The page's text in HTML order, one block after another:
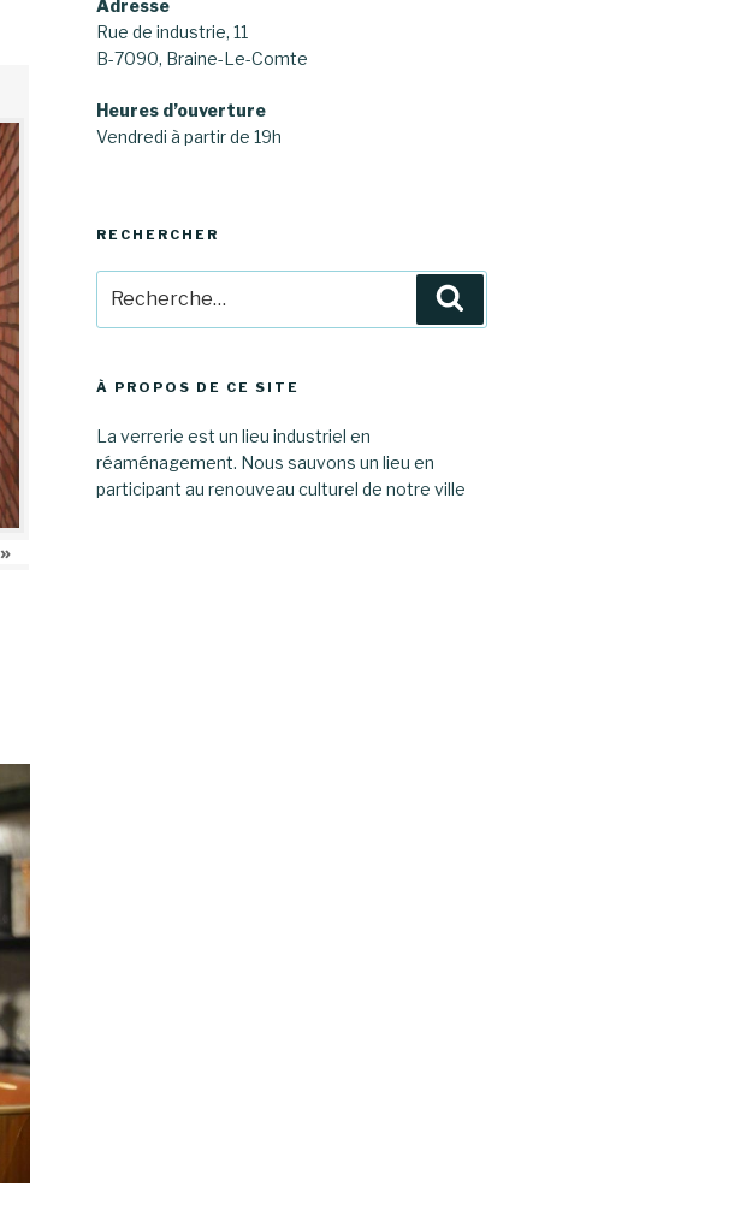
»
Adresse
Rue de industrie, 11
B-7090, Braine-Le-Comte
Heures d’ouverture
Vendredi à partir de 19h
RECHERCHER
pour
:
À PROPOS DE CE SITE
La verrerie est un lieu industriel en
réaménagement. Nous sauvons un lieu en
participant au renouveau culturel de notre ville